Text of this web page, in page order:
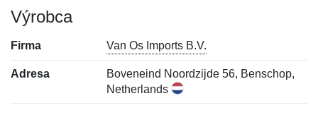
Výrobca
Firma Van Os Imports B.V.
Adresa
Boveneind Noordzijde 56, Benschop,
Netherlands